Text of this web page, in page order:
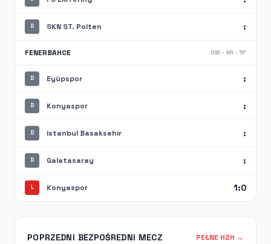
D SKN ST. Polten :
FENERBAHCE 0W · 4R · 1P
D Eyüpspor :
D Konyaspor :
D Istanbul Basaksehir :
D Galatasaray :
L Konyaspor 1:0
POPRZEDNI BEZPOŚREDNI MECZ PEŁNE H2H →